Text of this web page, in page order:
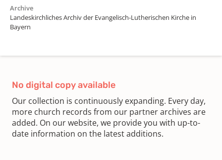
Archive
Landeskirchliches Archiv der Evangelisch-Lutherischen Kirche in
Bayern
No digital copy available
Our collection is continuously expanding. Every day,
more church records from our partner archives are
added. On our website, we provide you with up-to-
date information on the latest additions.